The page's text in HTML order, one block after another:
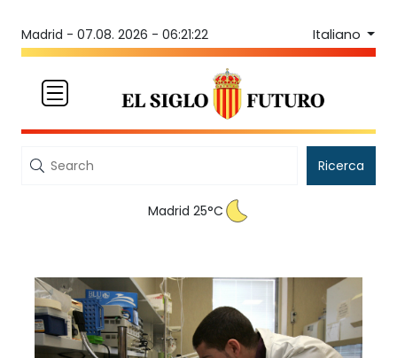
Madrid - 07.08. 2026 - 06:21:22 Italiano
Ricerca
Madrid 25°C